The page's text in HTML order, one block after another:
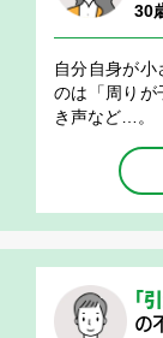
30
自分自身が
のは「周りが
き声など…。
「
の